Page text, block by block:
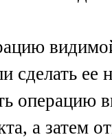
сделать
операцию
а затем